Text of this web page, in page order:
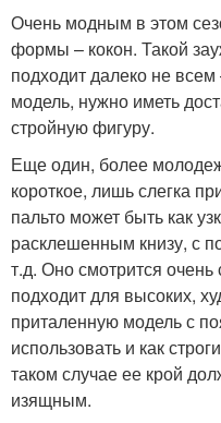
Очень модным в этом
формы – кокон. Такой
подходит далеко не
модель, нужно иметь
стройную фигуру.
Еще один, более
короткое, лишь слегка
пальто может быть как
расклешенным книзу, с
т.д. Оно смотрится
подходит для высоких,
приталенную модель с
использовать и как
таком случае ее крой
изящным.